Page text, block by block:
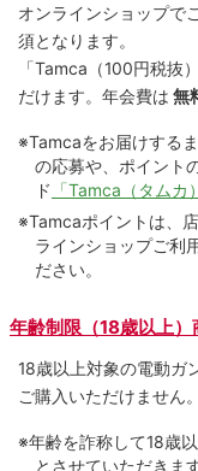
オンラインショップで
須となります。
「Tamca （100円税抜）
だけます。 年会費は 無
※Tamcaをお届けする
の応募や、ポイント
ド 「Tamca（タムカ
※Tamcaポイントは、
ラインショップご利
ださい。
年齢制限（18歳以上）
18歳以上対象の電動ガ
ご購入いただけません。
※年齢を詐称して18歳
とさせていただきます